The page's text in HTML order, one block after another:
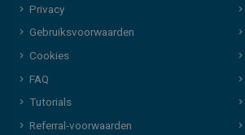
Privacy
Gebruiksvoorwaarden
Cookies
FAQ
Tutorials
Referral-voorwaarden